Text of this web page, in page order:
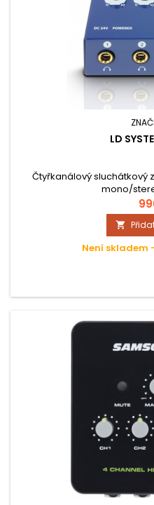
LD
Čtyřkanálový sluchátkový
mono/

Není skladem